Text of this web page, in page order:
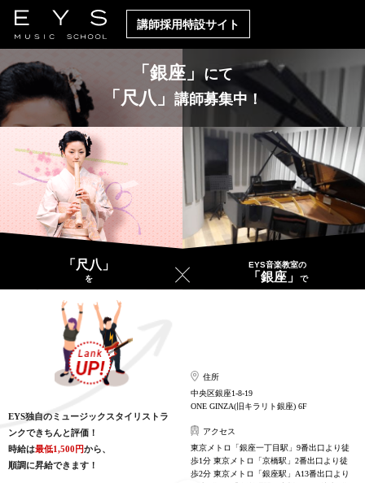
講師採用特設サイト
「銀座」にて
「尺八」 講師募集中！
「尺八」
を
EYS独自のミュージックスタイリストラ
ンクできちんと評価！
時給は最低1,500円から、
順調に昇給できます！
EYS音楽教室の
「銀座」 で
住所
中央区銀座1-8-19
ONE GINZA(旧キラリト銀座) 6F
アクセス
東京メトロ「銀座一丁目駅」9番出口より徒
歩1分 東京メトロ「京橋駅」2番出口より徒
歩2分 東京メトロ「銀座駅」A13番出口より